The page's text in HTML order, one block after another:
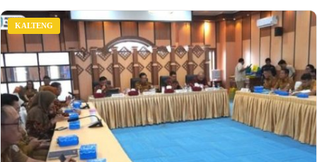
KALTENG